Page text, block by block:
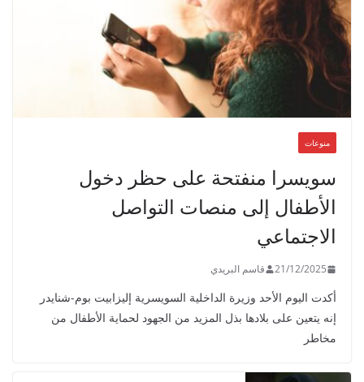
منوعات
سويسرا منفتحة على حظر دخول
الأطفال إلى منصات التواصل
الاجتماعي
21/12/2025 قاسم البريدي
أكدت اليوم الأحد وزيرة الداخلية السويسرية إليزابيت بوم-شنايدر
إنه يتعين على بلادها بذل المزيد من الجهود لحماية الأطفال من
مخاطر